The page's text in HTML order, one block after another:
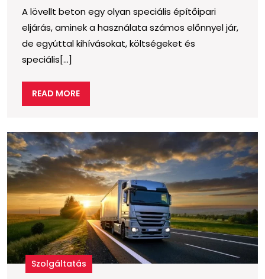
korlátai
A lövellt beton egy olyan speciális építőipari
eljárás, aminek a használata számos előnnyel jár,
de egyúttal kihívásokat, költségeket és
speciális[...]
READ MOREREAD
MORE
A
a
Szolgáltatás